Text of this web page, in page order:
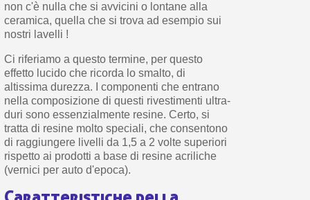
non c'è nulla che si avvicini o lontane alla
ceramica, quella che si trova ad esempio sui
nostri lavelli !
Ci riferiamo a questo termine, per questo
effetto lucido che ricorda lo smalto, di
altissima durezza. I componenti che entrano
nella composizione di questi rivestimenti ultra-
duri sono essenzialmente resine. Certo, si
tratta di resine molto speciali, che consentono
di raggiungere livelli da 1,5 a 2 volte superiori
rispetto ai prodotti a base di resine acriliche
(vernici per auto d'epoca).